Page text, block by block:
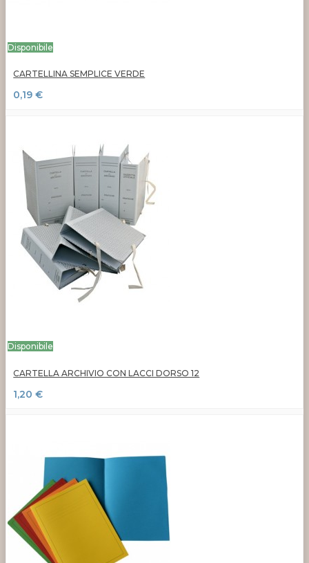
Disponibile
CARTELLINA SEMPLICE VERDE
0,19 €
Disponibile
CARTELLA ARCHIVIO CON LACCI DORSO 12
1,20 €